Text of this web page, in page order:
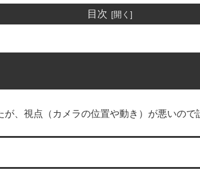
目次
、視点（カメラの位置や動き）が悪いので